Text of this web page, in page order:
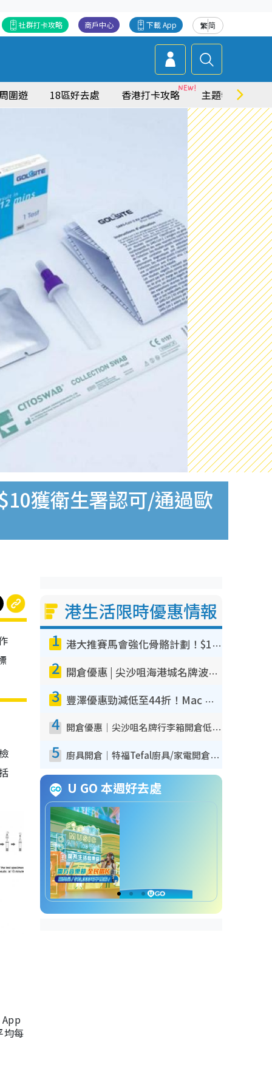
繁简
下載 App
商戶中心
社群打卡攻略
圍遊 18區好去處 香港打卡攻略 主題特集
獲衛生署認可/通過歐
均每
港生活限時優惠情報
1 港大推賽馬會強化骨骼計劃！$100骨質密度X光檢查 完成免費運動訓練送超市禮券！附參加資格
2 開倉優惠 | 尖沙咀海港城名牌波鞋開倉低至1折！On鞋$899起／Joy&Peace鞋履$98起
3 豐澤優惠勁減低至44折！Mac mini/iPhone17Pro大減價！廚房家電$220起
4 開倉優惠｜尖沙咀名牌行李箱開倉低至4折！一連5日 American Tourister/ace./Hallmark $200起！
5 廚具開倉｜特福Tefal廚具/家電開倉低至3折！$220起買平底鍋/炒鑊/湯煲！電飯煲/吸塵機/燙斗$418起
U GO 本週好去處